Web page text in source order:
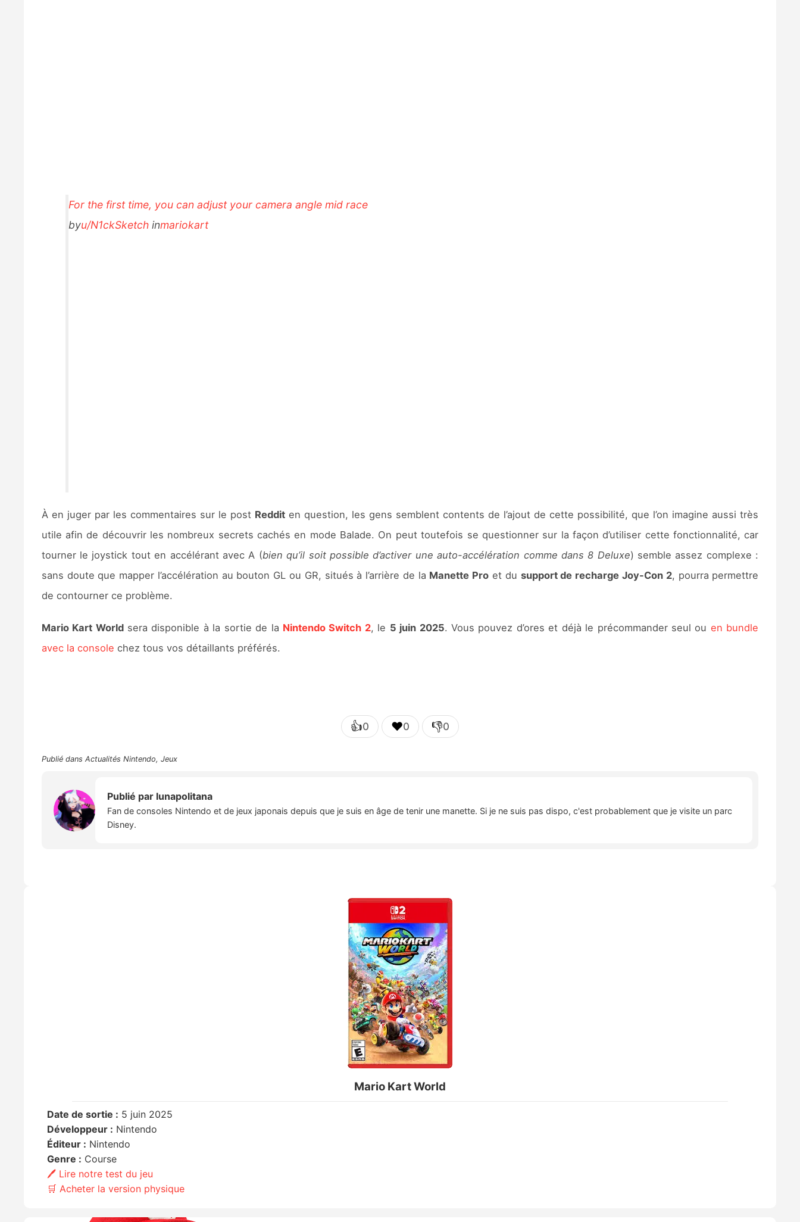
For the first time, you can adjust your camera angle mid race
byu/N1ckSketchinmariokart
À en juger par les commentaires sur le post Redditen question, les gens semblent contents de l’ajout de cette possibilité, que l’on imagine aussi très
utile afin de découvrir les nombreux secrets cachés en mode Balade. On peut toutefois se questionner sur la façon d’utiliser cette fonctionnalité, car
tourner le joystick tout en accélérant avec A (bien qu’il soit possible d’activer une auto-accélération comme dans 8 Deluxe) semble assez complexe :
sans doute que mapper l’accélération au bouton GL ou GR, situés à l’arrière de la Manette Pro et du support de recharge Joy-Con 2, pourra permettre
de contourner ce problème.
Mario Kart Worldsera disponible à la sortie de la Nintendo Switch 2, le 5 juin 2025. Vous pouvez d’ores et déjà le précommander seul ou en bundle
avec la console chez tous vos détaillants préférés.
👍0 ❤️0 👎0
Publié dans Actualités Nintendo, Jeux
Publié par lunapolitana
Fan de consoles Nintendo et de jeux japonais depuis que je suis en âge de tenir une manette. Si je ne suis pas dispo, c'est probablement que je visite un parc
Disney.
Mario Kart World
Date de sortie : 5 juin 2025
Développeur : Nintendo
Éditeur : Nintendo
Genre : Course
🖊️ Lire notre test du jeu
🛒 Acheter la version physique